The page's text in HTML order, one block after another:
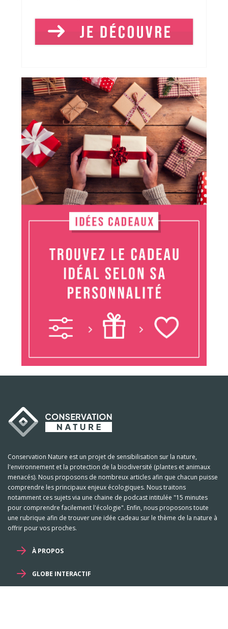
Conservation Nature est un projet de sensibilisation sur la nature,
l'environnement et la protection de la biodiversité (plantes et animaux
menacés). Nous proposons de nombreux articles afin que chacun puisse
comprendre les principaux enjeux écologiques. Nous traitons
notamment ces sujets via une chaine de podcast intitulée "15 minutes
pour comprendre facilement l'écologie". Enfin, nous proposons toute
une rubrique afin de trouver une idée cadeau sur le thème de la nature à
offrir pour vos proches.
À PROPOS
GLOBE INTERACTIF